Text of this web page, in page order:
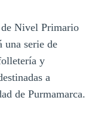
de Nivel Primario
una serie de
y
a
de Purmamarca.